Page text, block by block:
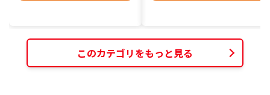
このカテゴリをもっと見る